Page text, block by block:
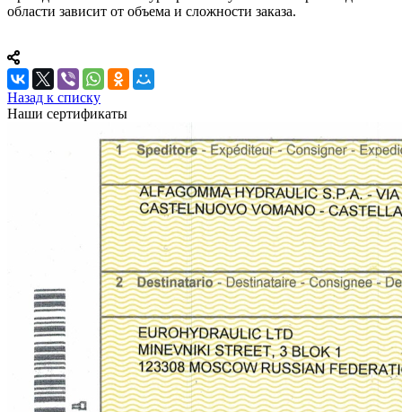
области зависит от объема и сложности заказа.
Назад к списку
Наши сертификаты